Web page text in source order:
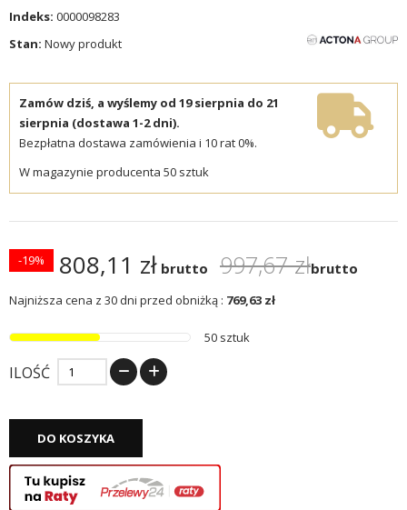
Indeks: 0000098283
Stan: Nowy produkt
Zamów dziś, a wyślemy od 19 sierpnia do 21
sierpnia (dostawa 1-2 dni).
Bezpłatna dostawa zamówienia i 10 rat 0%.
W magazynie producenta 50 sztuk
808,11 zł brutto 997,67 złbrutto
-19%
Najniższa cena z 30 dni przed obniżką : 769,63 zł
50 sztuk
ILOŚĆ
DO KOSZYKA